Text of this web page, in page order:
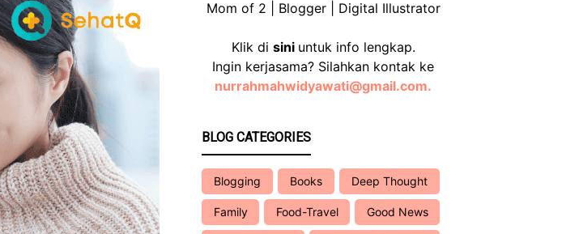
Mom of 2 | Blogger | Digital Illustrator
Klik di sini untuk info lengkap.
Ingin kerjasama? Silahkan kontak ke
nurrahmahwidyawati@gmail.com.
BLOG CATEGORIES
Blogging Books Deep Thought
Family Food-Travel Good News